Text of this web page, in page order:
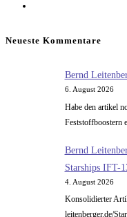
Seite
Neueste Kommentare
Bernd
6. August 2026
Habe den artikel
Feststoffboostern
Bernd
Starships IFT-
4. August 2026
Konsolidierter
leitenberger.de/